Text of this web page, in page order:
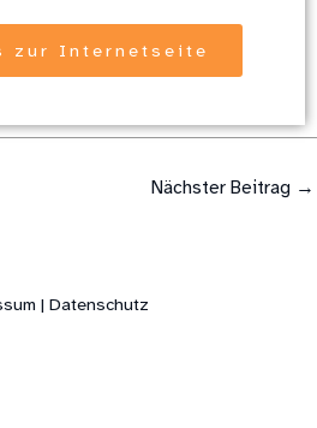
zur Internetseite
Nächster Beitrag →
| Datenschutz